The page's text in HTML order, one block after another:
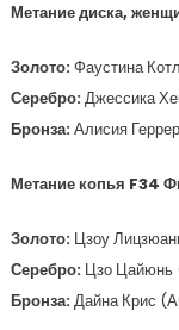
Метание диска,
Золото:Фаустина
Серебро:Джессика
Бронза:Алисия
Метание копья F34
Золото: Цзоу
Серебро: Цзо Цайюнь
Бронза:Дайна Крис